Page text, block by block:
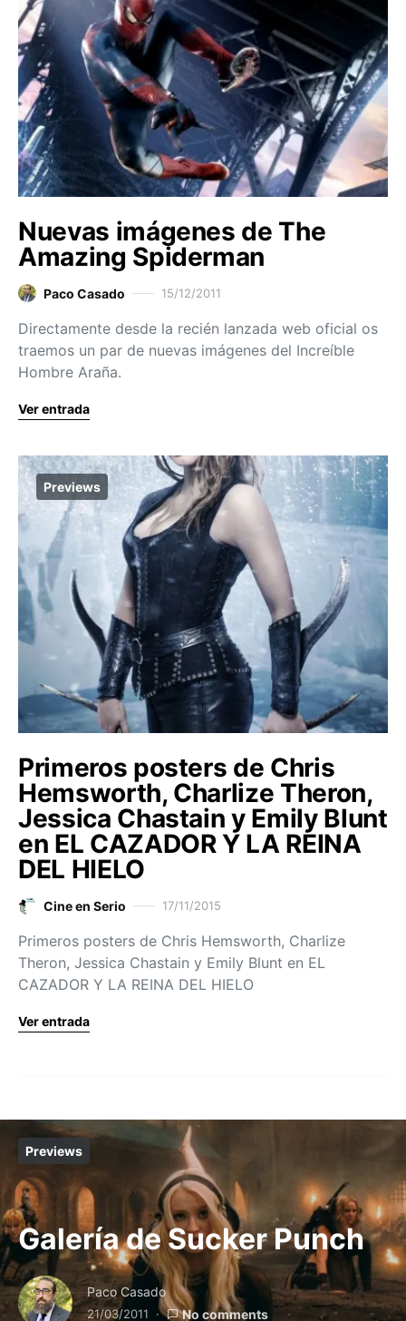
Nuevas imágenes de The
Amazing Spiderman
Paco Casado 15/12/2011
Directamente desde la recién lanzada web oficial os
traemos un par de nuevas imágenes del Increíble
Hombre Araña.
Ver entrada
Previews
Primeros posters de Chris
Hemsworth, Charlize Theron,
Jessica Chastain y Emily Blunt
en EL CAZADOR Y LA REINA
DEL HIELO
Cine en Serio 17/11/2015
Primeros posters de Chris Hemsworth, Charlize
Theron, Jessica Chastain y Emily Blunt en EL
CAZADOR Y LA REINA DEL HIELO
Ver entrada
Previews
Galería de Sucker Punch
Paco Casado
21/03/2011 No comments